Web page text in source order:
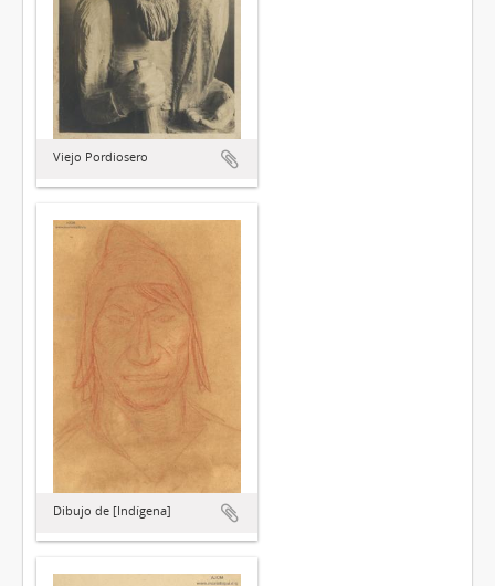
Viejo Pordiosero
Dibujo de [Indígena]